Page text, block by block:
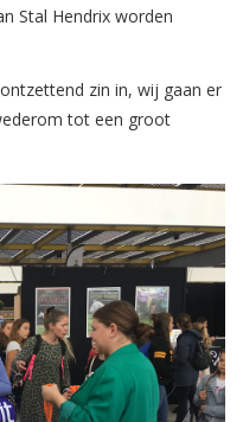
Stal Hendrix worden
zin in, wij gaan er
tot een groot